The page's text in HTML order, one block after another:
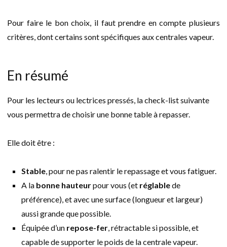
Pour faire le bon choix, il faut prendre en compte plusieurs
critères, dont certains sont spécifiques aux centrales vapeur.
En résumé
Pour les lecteurs ou lectrices pressés, la check-list suivante
vous permettra de choisir une bonne table à repasser.
Elle doit être :
Stable , pour ne pas ralentir le repassage et vous fatiguer.
A la bonne hauteurpour vous (et réglablede
préférence), et avec une surface (longueur et largeur)
aussi grande que possible.
Équipée d’un repose-fer , rétractable si possible, et
capable de supporter le poids de la centrale vapeur.